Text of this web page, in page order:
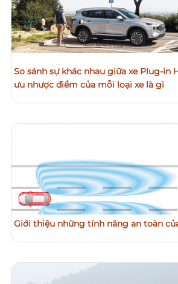
So sánh sự khác nhau giữa xe Plug-in
ưu nhược điểm của mỗi loại xe là gì
Giới thiệu những tính năng an toàn